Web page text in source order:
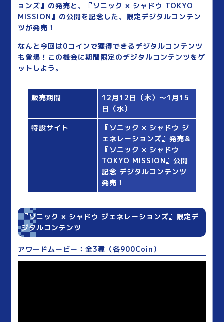
ョンズ』の発売と、『ソニック × シャドウ TOKYO
MISSION』の公開を記念した、限定デジタルコンテン
ツが発売！
なんと今回は0コインで獲得できるデジタルコンテンツ
も登場！この機会に期間限定のデジタルコンテンツをゲ
ットしよう。
販売期間
12月12日（木）～1月15
日（水）
特設サイト
『ソニック × シャドウ ジ
ェネレーションズ』発売＆
『ソニック × シャドウ
TOKYO MISSION』公開
記念 デジタルコンテンツ
発売！
『ソニック × シャドウ ジェネレーションズ』限定デ
ジタルコンテンツ
アワードムービー：全3種（各900Coin）